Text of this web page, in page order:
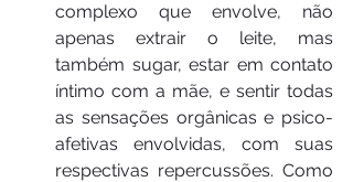
complexo que envolve, não
apenas extrair o leite, mas
também sugar, estar em contato
íntimo com a mãe, e sentir todas
as sensações orgânicas e psico-
afetivas envolvidas, com suas
respectivas repercussões. Como